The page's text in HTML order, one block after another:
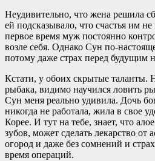
Неудивительно, что жена решила
ей подсказывало, что счастья им
первое время муж постоянно
возле себя. Однако Сун по-
потому даже страх перед будущим
Кстати, у обоих скрытые
рыбака, видимо научился ловить
Сун меня реально удивила. Дочь
никогда не работала, жила в свое
Корее. И тут на тебе, знает, что
зубов, может сделать лекарство
огород и даже без сомнений и
время операций.